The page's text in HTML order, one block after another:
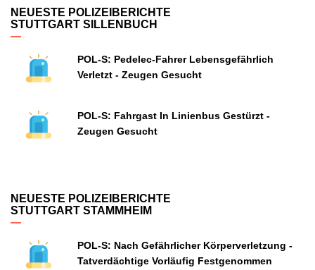
NEUESTE POLIZEIBERICHTE
STUTTGART SILLENBUCH
POL-S: Pedelec-Fahrer Lebensgefährlich
Verletzt - Zeugen Gesucht
POL-S: Fahrgast In Linienbus Gestürzt -
Zeugen Gesucht
NEUESTE POLIZEIBERICHTE
STUTTGART STAMMHEIM
POL-S: Nach Gefährlicher Körperverletzung -
Tatverdächtige Vorläufig Festgenommen